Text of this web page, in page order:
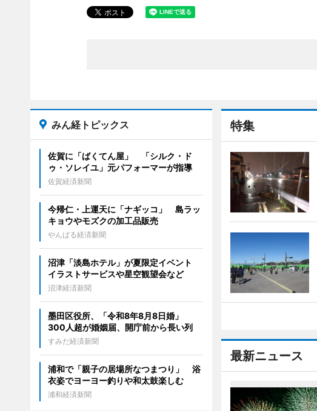
特集
最新ニュース
みん経トピックス
佐賀に「ばくてん屋」 「シルク・ド
ゥ・ソレイユ」元パフォーマーが指導
佐賀経済新聞
今帰仁・上運天に「ナギッコ」 島ラッ
キョウやモズクの加工品販売
やんばる経済新聞
沼津「淡島ホテル」が夏限定イベント
イラストサービスや星空観望会など
沼津経済新聞
墨田区役所、「令和8年8月8日婚」
300人超が婚姻届、開庁前から長い列
すみだ経済新聞
浦和で「親子の居場所なつまつり」 浴
衣姿でヨーヨー釣りや和太鼓楽しむ
浦和経済新聞